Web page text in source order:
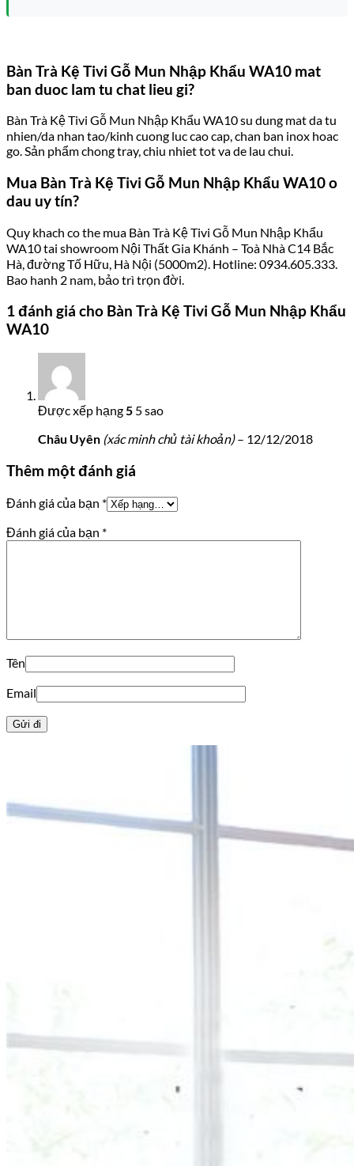
Bàn Trà Kệ Tivi Gỗ Mun Nhập Khẩu WA10 mat
ban duoc lam tu chat lieu gi?
Bàn Trà Kệ Tivi Gỗ Mun Nhập Khẩu WA10 su dung mat da tu
nhien/da nhan tao/kinh cuong luc cao cap, chan ban inox hoac
go. Sản phẩm chong tray, chiu nhiet tot va de lau chui.
Mua Bàn Trà Kệ Tivi Gỗ Mun Nhập Khẩu WA10 o
dau uy tín?
Quy khach co the mua Bàn Trà Kệ Tivi Gỗ Mun Nhập Khẩu
WA10 tai showroom Nội Thất Gia Khánh – Toà Nhà C14 Bắc
Hà, đường Tố Hữu, Hà Nội (5000m2). Hotline: 0934.605.333.
Bao hanh 2 nam, bảo trì trọn đời.
1 đánh giá cho Bàn Trà Kệ Tivi Gỗ Mun Nhập Khẩu
WA10
Được xếp hạng5 5 sao
Châu Uyên (xác minh chủ tài khoản) – 12/12/2018
Thêm một đánh giá
Đánh giá của bạn *
Đánh giá của bạn *
Tên
Email